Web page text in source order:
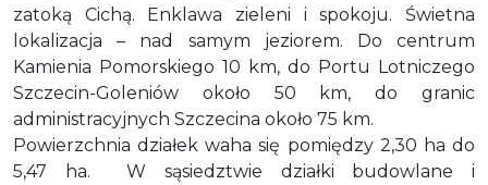
zatoką Cichą. Enklawa zieleni i spokoju. Świetna
lokalizacja – nad samym jeziorem. Do centrum
Kamienia Pomorskiego 10 km, do Portu Lotniczego
Szczecin-Goleniów około 50 km, do granic
administracyjnych Szczecina około 75 km.
Powierzchnia działek waha się pomiędzy 2,30 ha do
5,47 ha. W sąsiedztwie działki budowlane i